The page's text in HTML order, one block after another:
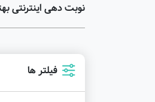
نوبت دهی اینترنتی
فیلتر ها